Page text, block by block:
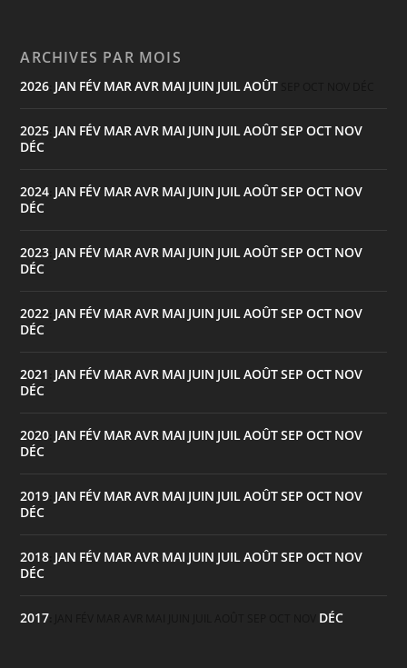
ARCHIVES PAR MOIS
2026 JAN FÉV MARAVR MAI JUIN JUILAOÛT
2025 JAN FÉV MARAVR MAI JUIN JUILAOÛTSEP OCT NOV
DÉC
2024 JAN FÉV MARAVR MAI JUIN JUILAOÛTSEP OCT NOV
DÉC
2023 JAN FÉV MARAVR MAI JUIN JUILAOÛTSEP OCT NOV
DÉC
2022 JAN FÉV MARAVR MAI JUIN JUILAOÛTSEP OCT NOV
DÉC
2021 JAN FÉV MARAVR MAI JUIN JUILAOÛTSEP OCT NOV
DÉC
2020 JAN FÉV MARAVR MAI JUIN JUILAOÛTSEP OCT NOV
DÉC
2019 JAN FÉV MARAVR MAI JUIN JUILAOÛTSEP OCT NOV
DÉC
2018 JAN FÉV MARAVR MAI JUIN JUILAOÛTSEP OCT NOV
DÉC
2017 DÉC